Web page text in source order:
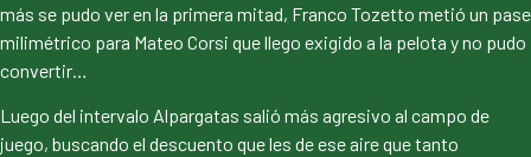
más se pudo ver en la primera mitad, Franco Tozetto metió un pase
milimétrico para Mateo Corsi que llego exigido a la pelota y no pudo
convertir…
Luego del intervalo Alpargatas salió más agresivo al campo de
juego, buscando el descuento que les de ese aire que tanto